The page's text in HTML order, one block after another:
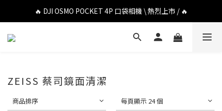
🔥 DJI OSMO POCKET 4P 口袋相機 \ 熱烈上市 / 🔥
🔥 DJI OSMO POCKET 4P 口袋相機 \ 熱烈上市 / 🔥
🔥 Insta360 Luna Ultra 雲台相機 \ 熱烈上市 / 🔥
🔥 DJI OSMO POCKET 4P 口袋相機 \ 熱烈上市 / 🔥
ZEISS 蔡司鏡面清潔
商品排序 每頁顯示 24 個